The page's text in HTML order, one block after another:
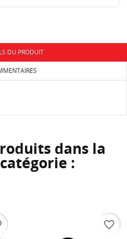
DU PRODUIT
dans la
:
favorite_border